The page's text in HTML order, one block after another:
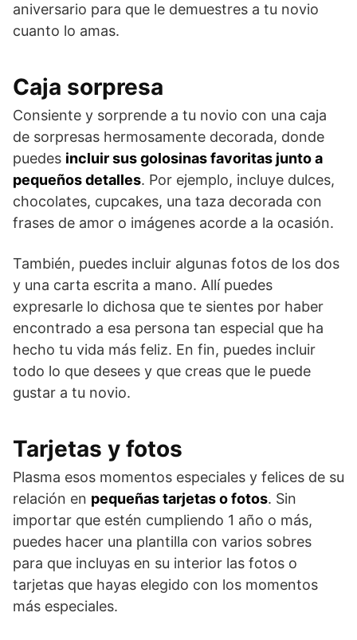
aniversario para que le demuestres a tu novio
cuanto lo amas.
Caja sorpresa
Consiente y sorprende a tu novio con una caja
de sorpresas hermosamente decorada, donde
puedes incluir sus golosinas favoritas junto a
pequeños detalles. Por ejemplo, incluye dulces,
chocolates, cupcakes, una taza decorada con
frases de amor o imágenes acorde a la ocasión.
También, puedes incluir algunas fotos de los dos
y una carta escrita a mano. Allí puedes
expresarle lo dichosa que te sientes por haber
encontrado a esa persona tan especial que ha
hecho tu vida más feliz. En fin, puedes incluir
todo lo que desees y que creas que le puede
gustar a tu novio.
Tarjetas y fotos
Plasma esos momentos especiales y felices de su
relación en pequeñas tarjetas o fotos. Sin
importar que estén cumpliendo 1 año o más,
puedes hacer una plantilla con varios sobres
para que incluyas en su interior las fotos o
tarjetas que hayas elegido con los momentos
más especiales.